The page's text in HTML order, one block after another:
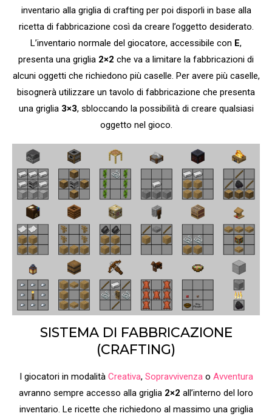
inventario alla griglia di crafting per poi disporli in base alla
ricetta di fabbricazione così da creare l’oggetto desiderato.
L’inventario normale del giocatore, accessibile con E,
presenta una griglia 2×2 che va a limitare la fabbricazioni di
alcuni oggetti che richiedono più caselle. Per avere più caselle,
bisognerà utilizzare un tavolo di fabbricazione che presenta
una griglia 3×3, sbloccando la possibilità di creare qualsiasi
oggetto nel gioco.
SISTEMA DI FABBRICAZIONE
(CRAFTING)
I giocatori in modalità Creativa,Sopravvivenzao Avventura
avranno sempre accesso alla griglia 2×2 all’interno del loro
inventario. Le ricette che richiedono al massimo una griglia